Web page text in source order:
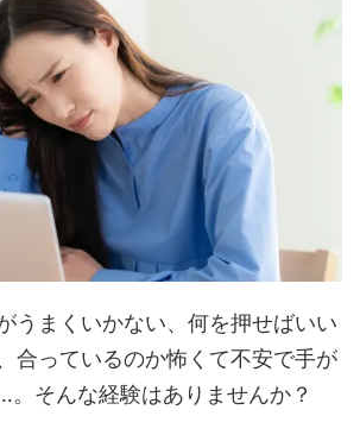
うまくいかない、何を押せばいい
合っているのか怖くて不安で手が
。そんな経験はありませんか？